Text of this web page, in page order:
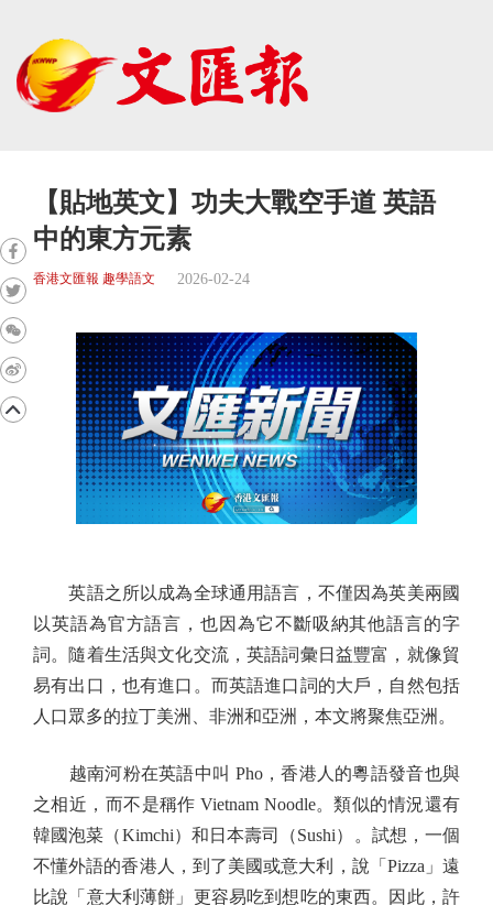
【貼地英文】功夫大戰空手道 英語
中的東方元素
香港文匯報 趣學語文 2026-02-24
英語之所以成為全球通用語言，不僅因為英美兩國
以英語為官方語言，也因為它不斷吸納其他語言的字
詞。隨着生活與文化交流，英語詞彙日益豐富，就像貿
易有出口，也有進口。而英語進口詞的大戶，自然包括
人口眾多的拉丁美洲、非洲和亞洲，本文將聚焦亞洲。
越南河粉在英語中叫 Pho，香港人的粵語發音也與
之相近，而不是稱作 Vietnam Noodle。類似的情況還有
韓國泡菜（Kimchi）和日本壽司（Sushi）。試想，一個
不懂外語的香港人，到了美國或意大利，說「Pizza」遠
比說「意大利薄餅」更容易吃到想吃的東西。因此，許